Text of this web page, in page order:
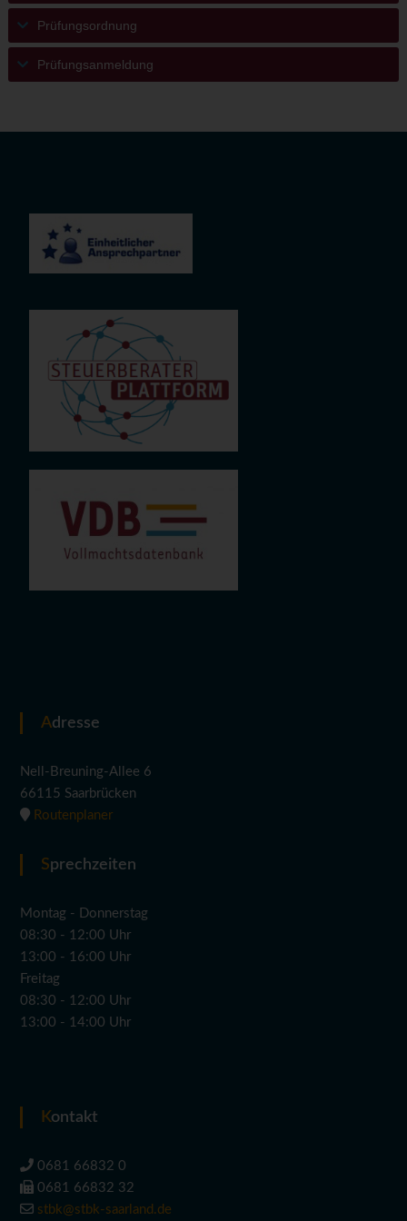
Prüfungsordnung
Prüfungsanmeldung
Adresse
Nell-Breuning-Allee 6
66115 Saarbrücken
Routenplaner
Sprechzeiten
Montag - Donnerstag
08:30 - 12:00 Uhr
13:00 - 16:00 Uhr
Freitag
08:30 - 12:00 Uhr
13:00 - 14:00 Uhr
Kontakt
0681 66832 0
0681 66832 32
stbk@stbk-saarland.de